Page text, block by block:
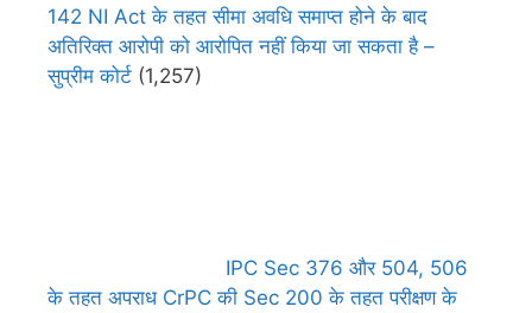
142 NI Act के तहत सीमा अवधि समाप्त होने के बाद
अतिरिक्त आरोपी को आरोपित नहीं किया जा सकता है –
सुप्रीम कोर्ट (1,257)
IPC Sec 376 और 504, 506
के तहत अपराध CrPC की Sec 200 के तहत परीक्षण के